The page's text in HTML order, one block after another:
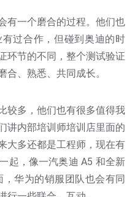
有一个磨合的过程。他们也
过合作，但碰到奥迪的时
环节的不同，整个测试验证
合、熟悉、共同成长。
较多，他们也有很多值得我
讲内部培训师培训店里面的
大多还都是工程师，现在有
起，像一汽奥迪 A5 和全新
，华为的销服团队也会有同